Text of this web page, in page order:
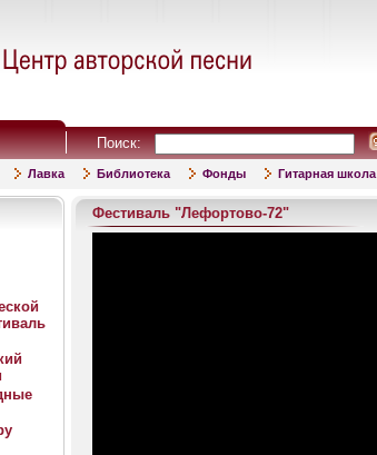
Поиск:
Лавка Библиотека Фонды Гитарная школа
Фестиваль "Лефортово-72"